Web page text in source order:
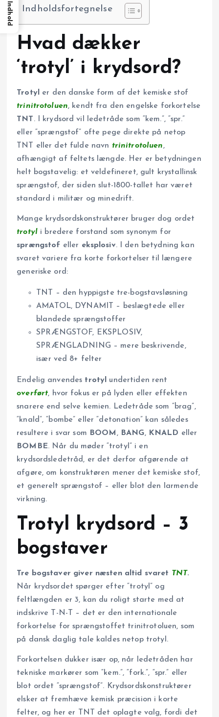
Indholdsfortegnelse
Hvad dækker
‘trotyl’ i krydsord?
Trotyl
er den danske form af det kemiske stof
trinitrotoluen, kendt fra den engelske forkortelse
TNT. I krydsord vil ledetråde som ­“kem.”, “spr.”
eller “sprængstof” ofte pege direkte på netop
TNT eller det fulde navn trinitrotoluen,
afhængigt af feltets længde. Her er betydningen
helt bogstavelig: et veldefineret, gult krystallinsk
sprængstof, der siden slut-1800-tallet har været
standard i militær og minedrift.
Mange krydsordskonstruktører bruger dog ordet
trotyli bredere forstand som synonym for
sprængstof eller eksplosiv. I den betydning kan
svaret variere fra korte forkortelser til længere
generiske ord:
TNT – den hyppigste tre-bogstavsløsning
AMATOL, DYNAMIT – beslægtede eller
blandede sprængstoffer
SPRÆNGSTOF, EKSPLOSIV,
SPRÆNGLADNING – mere beskrivende,
især ved 8+ felter
Endelig anvendes trotyl
undertiden rent
overført, hvor fokus er på lyden eller effekten
snarere end selve kemien. Ledetråde som “brag”,
“knald”, “bombe” eller “detonation” kan således
resultere i svar som
BOOM , BANG, KNALD eller
BOMBE. Når du møder “trotyl” i en
krydsordsledetråd, er det derfor afgørende at
afgøre, om konstruktøren mener det kemiske stof,
et generelt sprængstof – eller blot den larmende
virkning.
Trotyl krydsord – 3
bogstaver
Tre bogstaver giver næsten altid svaret TNT.
Når krydsordet spørger efter “trotyl” og
feltlængden er 3, kan du roligt starte med at
indskrive T-N-T – det er den internationale
forkortelse for sprængstoffet trinitrotoluen, som
på dansk daglig tale kaldes netop trotyl.
Forkortelsen dukker især op, når ledetråden har
tekniske markører som “kem.”, “fork.”, “spr.” eller
blot ordet “sprængstof”. Krydsordskonstruktører
elsker at fremhæve kemisk præcision i korte
felter, og her er TNT det oplagte valg, fordi det
Indhold